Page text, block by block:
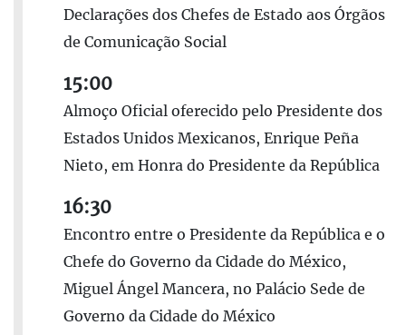
Declarações dos Chefes de Estado aos Órgãos
de Comunicação Social
15:00
Almoço Oficial oferecido pelo Presidente dos
Estados Unidos Mexicanos, Enrique Peña
Nieto, em Honra do Presidente da República
16:30
Encontro entre o Presidente da República e o
Chefe do Governo da Cidade do México,
Miguel Ángel Mancera, no Palácio Sede de
Governo da Cidade do México